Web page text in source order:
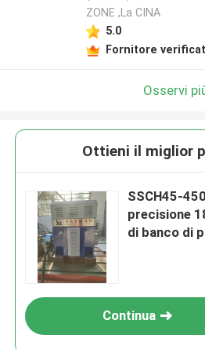
ZONE ,La CINA
5.0
Fornitore
Osservi
Ottieni il miglior
SSCH45-
precisione
di banco di
Continua